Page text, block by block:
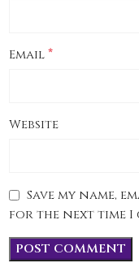
Email*
Website
Save my name,
for the next time I